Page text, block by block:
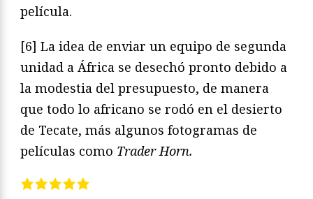
película.
[6] La idea de enviar un equipo de segunda
unidad a África se desechó pronto debido a
la modestia del presupuesto, de manera
que todo lo africano se rodó en el desierto
de Tecate, más algunos fotogramas de
películas como Trader Horn.